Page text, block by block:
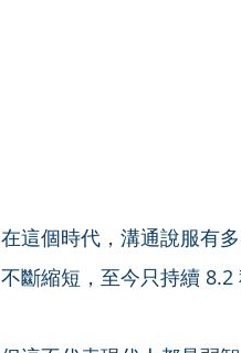
在這個時代，溝通說服有
不斷縮短，至今只持續 8.2